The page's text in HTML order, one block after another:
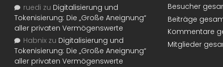
ruedi zu Digitalisierung und
Tokenisierung: Die „Große Aneignung“
aller privaten Vermögenswerte
Habnix zu Digitalisierung und
Tokenisierung: Die „Große Aneignung“
aller privaten Vermögenswerte
Besucher
Beiträge
Kommentare
Mitglieder